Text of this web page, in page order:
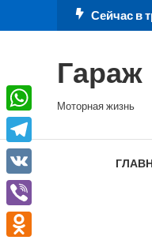
к
Сейчас в
Гараж
Моторная жизнь
WhatsApp
Telegram
VK
Viber